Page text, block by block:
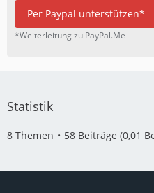
Per Paypal unterstützen*
*Weiterleitung zu PayPal.Me
Statistik
8 Themen 58 Beiträge (0,01